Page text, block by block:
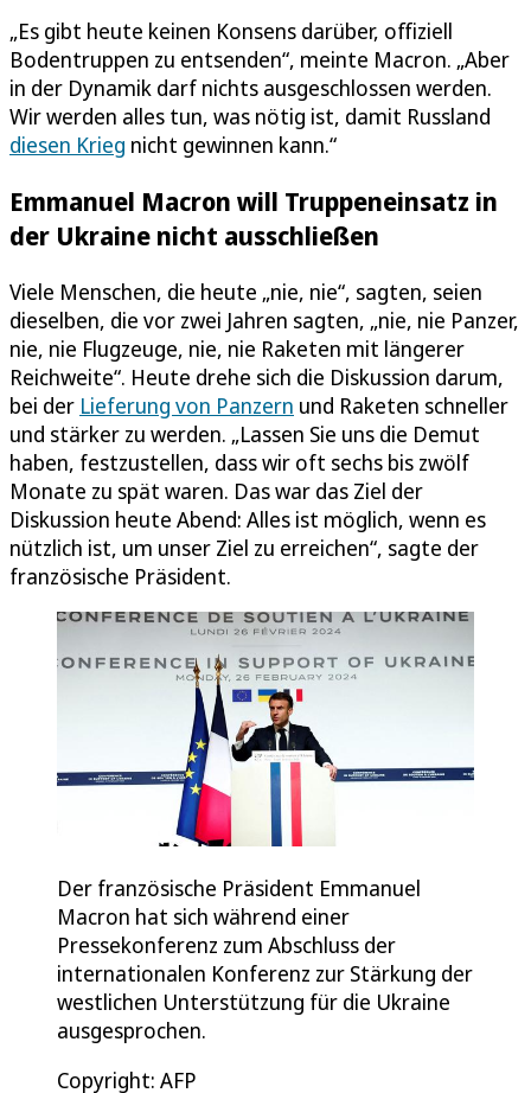
„Es gibt heute keinen Konsens darüber, offiziell
Bodentruppen zu entsenden“, meinte Macron. „Aber
in der Dynamik darf nichts ausgeschlossen werden.
Wir werden alles tun, was nötig ist, damit Russland
diesen Krieg nicht gewinnen kann.“
Emmanuel Macron will Truppeneinsatz in
der Ukraine nicht ausschließen
Viele Menschen, die heute „nie, nie“, sagten, seien
dieselben, die vor zwei Jahren sagten, „nie, nie Panzer,
nie, nie Flugzeuge, nie, nie Raketen mit längerer
Reichweite“. Heute drehe sich die Diskussion darum,
bei der Lieferung von Panzern und Raketen schneller
und stärker zu werden. „Lassen Sie uns die Demut
haben, festzustellen, dass wir oft sechs bis zwölf
Monate zu spät waren. Das war das Ziel der
Diskussion heute Abend: Alles ist möglich, wenn es
nützlich ist, um unser Ziel zu erreichen“, sagte der
französische Präsident.
Der französische Präsident Emmanuel
Macron hat sich während einer
Pressekonferenz zum Abschluss der
internationalen Konferenz zur Stärkung der
westlichen Unterstützung für die Ukraine
ausgesprochen.
Copyright: AFP